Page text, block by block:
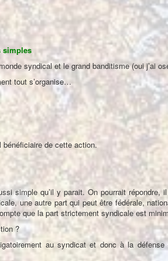
simples
syndical et le grand banditisme (oui j’ai
tout s’organise…
de cette action.
simple qu’il y parait. On pourrait
une autre part qui peut être fédérale,
que la part strictement syndicale est
?
au syndicat et donc à la